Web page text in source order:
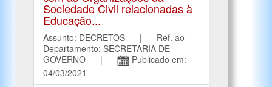
Sociedade Civil relacionadas à
Educação...
Assunto: DECRETOS | Ref. ao
Departamento: SECRETARIA DE
GOVERNO |
Publicado em:
04/03/2021